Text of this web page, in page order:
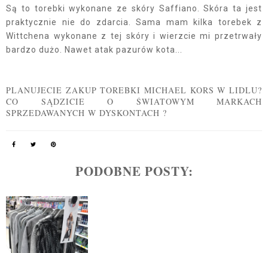
Są to torebki wykonane ze skóry Saffiano. Skóra ta jest
praktycznie nie do zdarcia. Sama mam kilka torebek z
Wittchena wykonane z tej skóry i wierzcie mi przetrwały
bardzo dużo. Nawet atak pazurów kota...
PLANUJECIE ZAKUP TOREBKI MICHAEL KORS W LIDLU?
CO SĄDZICIE O ŚWIATOWYM MARKACH
SPRZEDAWANYCH W DYSKONTACH ?
PODOBNE POSTY: